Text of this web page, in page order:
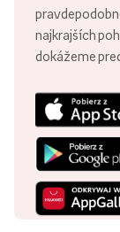
najkrajších
dokážeme